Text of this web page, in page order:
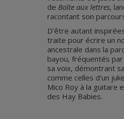
de Boîte aux lettres,
racontant son
D’être autant
traite pour écrire un
ancestrale dans la
bayou, fréquentés
sa voix, démontrant
comme celles d’un
Mico Roy à la guitare
des Hay Babies.